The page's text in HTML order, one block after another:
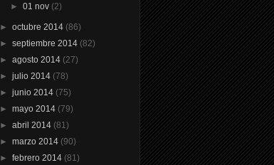
► 01 nov (2)
►octubre 2014 (86)
►septiembre 2014 (82)
►agosto 2014 (27)
►julio 2014 (78)
►junio 2014 (75)
►mayo 2014 (79)
►abril 2014 (81)
►marzo 2014 (90)
►febrero 2014 (81)